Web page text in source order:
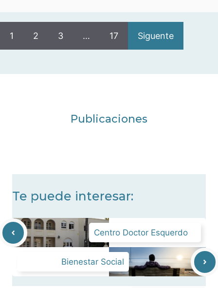
1 2 3 … 17 Siguente
Publicaciones
Te puede interesar:
Centro Doctor Esquerdo
Bienestar Social